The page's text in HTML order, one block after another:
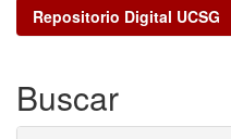
Repositorio Digital UCSG
Buscar